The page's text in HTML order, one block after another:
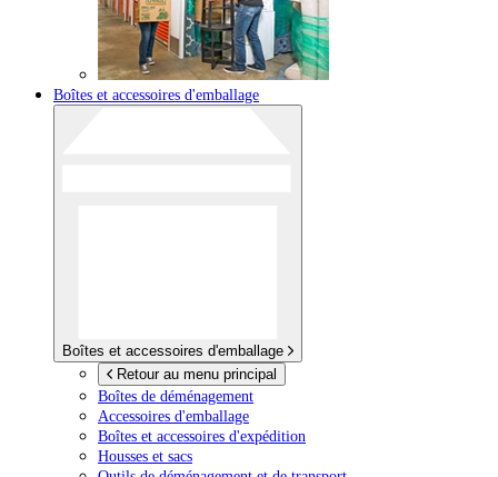
Boîtes et accessoires d'emballage
Boîtes et accessoires d'emballage
Retour au menu principal
Boîtes de déménagement
Accessoires d'emballage
Boîtes et accessoires d'expédition
Housses et sacs